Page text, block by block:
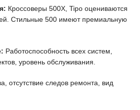
Кроссоверы 500X, Tipo оцениваются
Стильные 500 имеют премиальную
Работоспособность всех систем,
уровень обслуживания.
отсутствие следов ремонта, вид